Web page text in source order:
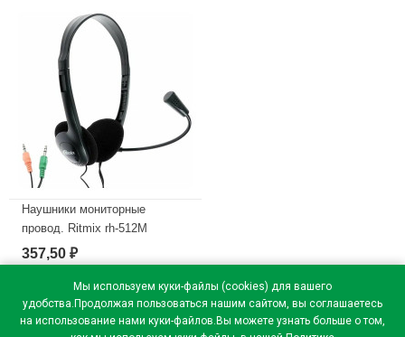
Мы используем куки-файлы (cookies) для вашего
удобства.Продолжая пользоваться нашим сайтом, вы соглашаетесь
на использование нами куки-файлов.Вы можете узнать больше о том,
Наушники мониторные
провод. Ritmix rh-512M
цв.черный
В наличии
357,50 ₽